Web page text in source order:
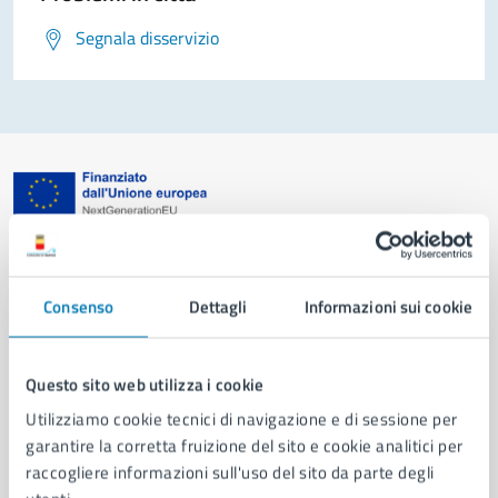
Consenso Dettagli Informazioni sui cookie
Questo sito web utilizza i cookie
Utilizziamo cookie tecnici di navigazione e di sessione per
garantire la corretta fruizione del sito e cookie analitici per
raccogliere informazioni sull'uso del sito da parte degli
Segnala disservizio
Organi di governo
Municipalità
Uffici
Enti e fondazioni
Politici